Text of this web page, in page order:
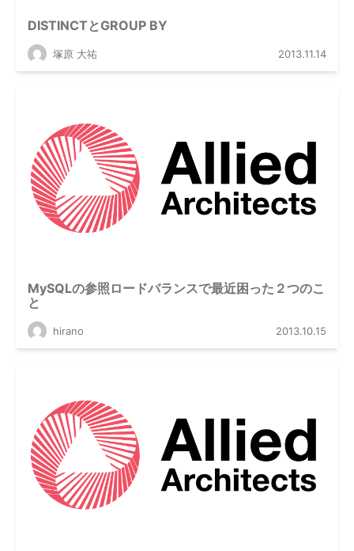
DISTINCTとGROUP BY
塚原 大祐 2013.11.14
MySQLの参照ロードバランスで最近困った２つのこ
と
hirano 2013.10.15